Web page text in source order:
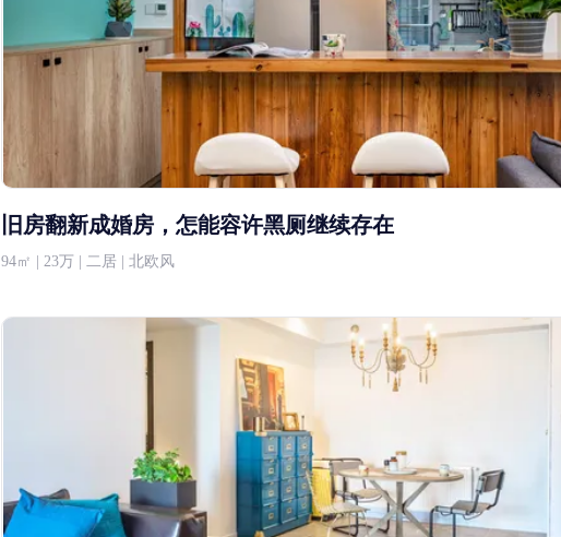
旧房翻新成婚房，怎能容许黑厕继续存在
94㎡ | 23万 | 二居 | 北欧风